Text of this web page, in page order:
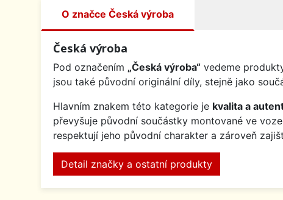
O značce Česká výroba
Česká výroba
Pod označením „Česká výroba“ vedeme
jsou také původní originální díly, stejně jako
Hlavním znakem této kategorie je kvalita a
převyšuje původní součástky montované ve
respektují jeho původní charakter a zároveň
Detail značky a ostatní produkty